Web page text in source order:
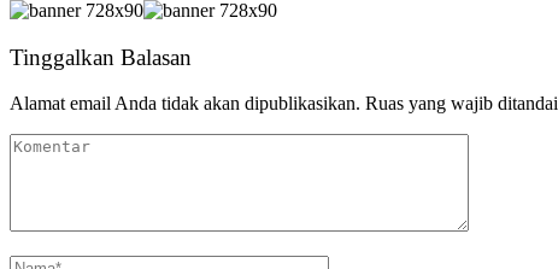
Tinggalkan Balasan
Alamat email Anda tidak akan dipublikasikan. Ruas yang wajib ditandai